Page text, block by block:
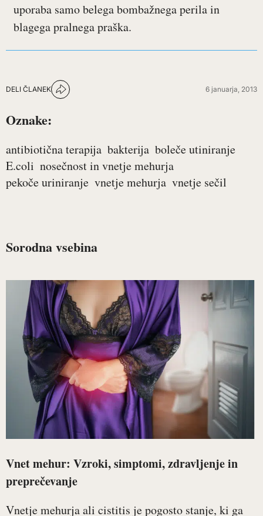
uporaba samo belega bombažnega perila in
blagega pralnega praška.
DELI ČLANEK 6 januarja, 2013
Oznake:
antibiotična terapija bakterija boleče utiniranje
E.coli nosečnost in vnetje mehurja
pekoče uriniranje vnetje mehurja vnetje sečil
Sorodna vsebina
Vnet mehur: Vzroki, simptomi, zdravljenje in
preprečevanje
Vnetje mehurja ali cistitis je pogosto stanje, ki ga